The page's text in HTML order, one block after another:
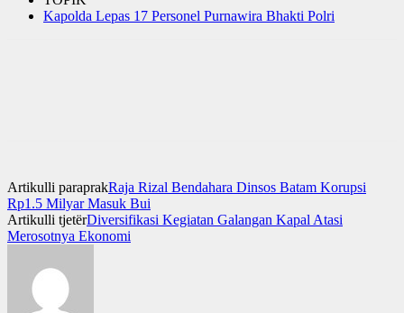
Kapolda Lepas 17 Personel Purnawira Bhakti Polri
Artikulli paraprakRaja Rizal Bendahara Dinsos Batam Korupsi
Rp1.5 Milyar Masuk Bui
Artikulli tjetërDiversifikasi Kegiatan Galangan Kapal Atasi
Merosotnya Ekonomi